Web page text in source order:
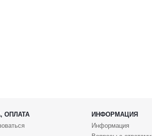
ОПЛАТА
ИНФОРМАЦИЯ
Информация